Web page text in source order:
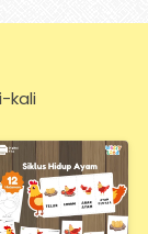
kali